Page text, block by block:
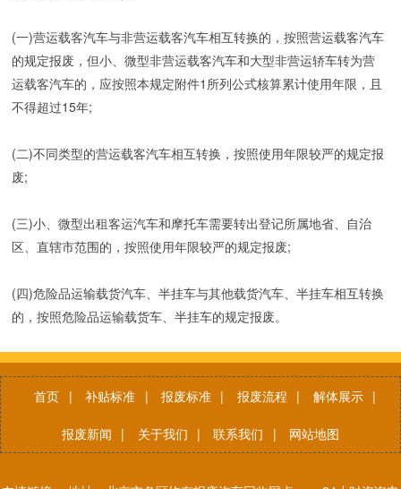
(一)营运载客汽车与非营运载客汽车相互转换的，按照营运载客汽车
的规定报废，但小、微型非营运载客汽车和大型非营运轿车转为营
运载客汽车的，应按照本规定附件1所列公式核算累计使用年限，且
不得超过15年;
(二)不同类型的营运载客汽车相互转换，按照使用年限较严的规定报
废;
(三)小、微型出租客运汽车和摩托车需要转出登记所属地省、自治
区、直辖市范围的，按照使用年限较严的规定报废;
(四)危险品运输载货汽车、半挂车与其他载货汽车、半挂车相互转换
的，按照危险品运输载货车、半挂车的规定报废。
首页 | 补贴标准 | 报废标准 | 报废流程 | 解体展示 |
报废新闻 | 关于我们 | 联系我们 | 网站地图